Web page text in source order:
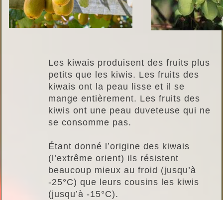
Les kiwais produisent des fruits plus
petits que les kiwis. Les fruits des
kiwais ont la peau lisse et il se
mange entièrement. Les fruits des
kiwis ont une peau duveteuse qui ne
se consomme pas.
Étant donné l’origine des kiwais
(l’extrême orient) ils résistent
beaucoup mieux au froid (jusqu’à
-25°C) que leurs cousins les kiwis
(jusqu’à -15°C).